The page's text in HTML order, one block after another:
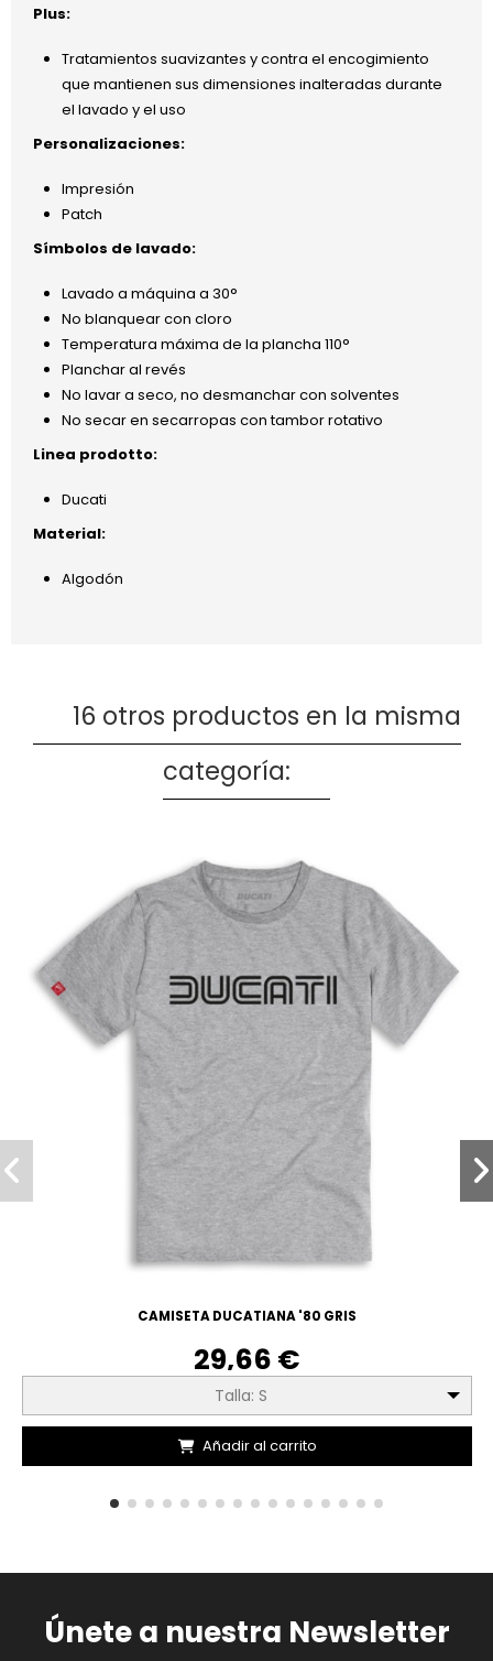
Plus:
Tratamientos suavizantes y contra el encogimiento
que mantienen sus dimensiones inalteradas durante
el lavado y el uso
Personalizaciones:
Impresión
Patch
Símbolos de lavado:
Lavado a máquina a 30°
No blanquear con cloro
Temperatura máxima de la plancha 110°
Planchar al revés
No lavar a seco, no desmanchar con solventes
No secar en secarropas con tambor rotativo
Linea prodotto:
Ducati
Material:
Algodón
16 otros productos en la misma
categoría:
CAMISETA DUCATIANA '80 GRIS
29,66 €
Talla: S
Añadir al carrito
Únete a nuestra Newsletter